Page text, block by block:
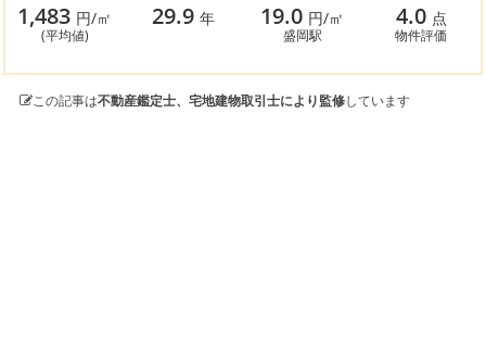
1,483 円/㎡
(平均値)
29.9年 19.0 円/㎡
盛岡駅
4.0 点
物件評価
この記事は不動産鑑定士、宅地建物取引士により監修しています